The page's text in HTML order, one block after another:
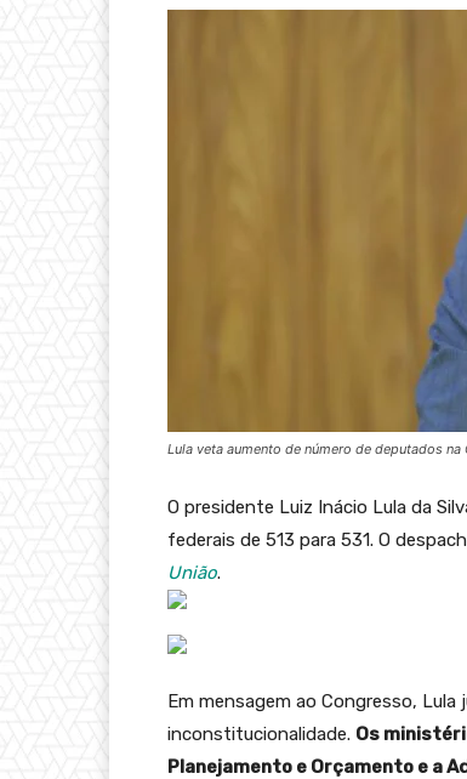
Lula veta aumento de número de deputados na
O presidente Luiz Inácio Lula da
federais de 513 para 531. O
União.
Em mensagem ao Congresso,
inconstitucionalidade. Os
Planejamento e Orçamento e a